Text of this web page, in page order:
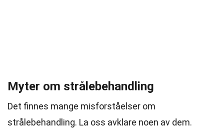
Myter om strålebehandling
Det finnes mange misforståelser om
strålebehandling. La oss avklare noen av dem.